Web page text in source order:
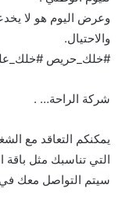
وعرض اليوم هو لا
والاحتيال.
#خلك_حريص
شركة الراحة… .
يمكنكم التعاقد مع
التي تناسبك مثل
سيتم التواصل معك في